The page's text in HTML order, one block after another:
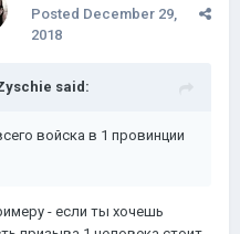
Posted December 29,
2018
said:
войска в 1 провинции
- если ты хочешь